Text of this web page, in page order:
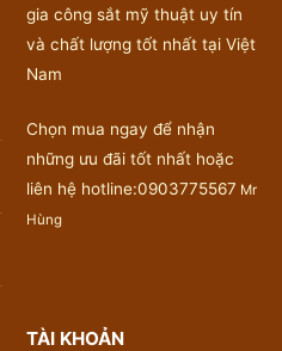
gia công sắt mỹ thuật uy tín
và chất lượng tốt nhất tại Việt
Nam
Chọn mua ngay để nhận
những ưu đãi tốt nhất hoặc
liên hệ hotline:0903775567 Mr
Hùng
TÀI KHOẢN